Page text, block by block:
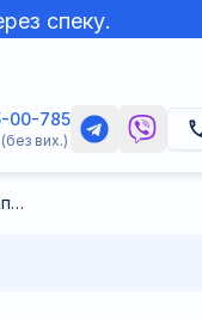
спеку.
00-785
вих.)
Респіратор Аура FFP-1 (аналог 3М 9332 Aura FFP1 з клапаном видиху) (для захисту органів дихання від пилу і аерозолів) з кріпленням на вухах